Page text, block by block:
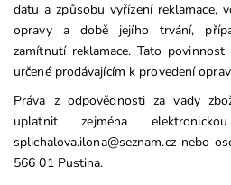
datu a způsobu vyřízení reklamace,
opravy a době jejího trvání,
zamítnutí reklamace. Tato
určené prodávajícím k provedení
Práva z odpovědnosti za vady
uplatnit zejména
splichalova.ilona@seznam.cz nebo
566 01 Pustina.